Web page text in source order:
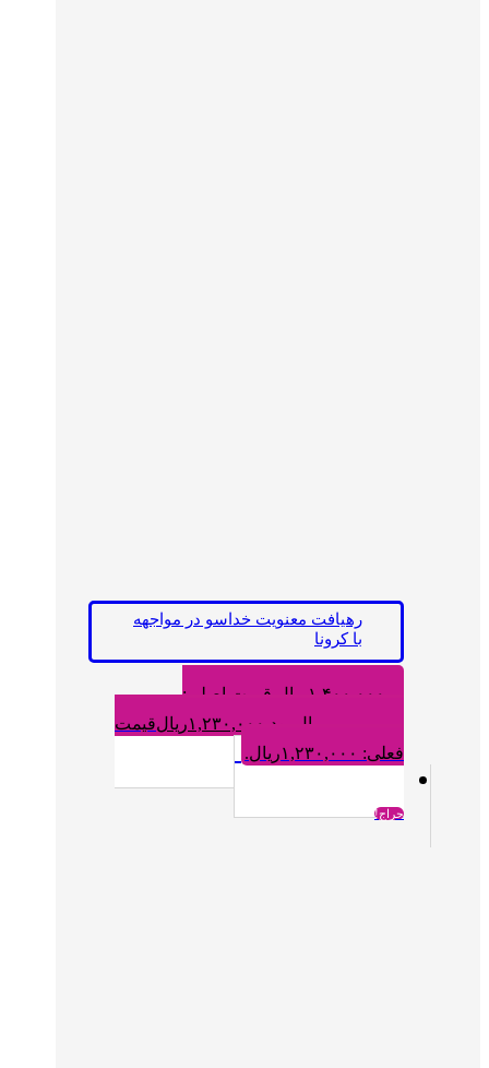
رهیافت معنویت خداسو در مواجهه
با کرونا
۱,۴۰۰,۰۰۰ ریال
قیمت اصلی:
۱,۲۳۰,۰۰۰ریالقیمت
فعلی: ۱,۲۳۰,۰۰۰ریال.
حراج!